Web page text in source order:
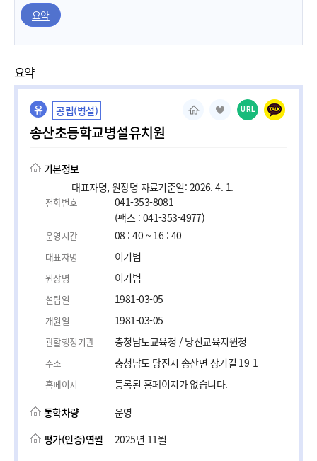
요약
요약
유 공립(병설)
송산초등학교병설유치원
URL
기본정보
대표자명, 원장명 자료기준일: 2026. 4. 1.
전화번호
041-353-8081
(팩스 : 041-353-4977)
운영시간 08 : 40 ~ 16 : 40
대표자명 이기범
원장명 이기범
설립일 1981-03-05
개원일 1981-03-05
관할행정기관 충청남도교육청 / 당진교육지원청
주소 충청남도 당진시 송산면 상거길 19-1
홈페이지
등록된 홈페이지가 없습니다.
통학차량
운영
평가(인증)연월
2025년 11월